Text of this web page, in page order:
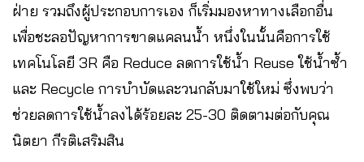
ฝ่าย รวมถึงผู้ประกอบการเอง ก็เริ่มมองหาทางเลือกอื่น
เพื่อชะลอปัญหาการขาดแคลนน้ำ หนึ่งในนั้นคือการใช้
เทคโนโลยี 3R คือ Reduce ลดการใช้น้ำ Reuse ใช้น้ำซ้ำ
และ Recycle การบำบัดและวนกลับมาใช้ใหม่ ซึ่งพบว่า
ช่วยลดการใช้น้ำลงได้ร้อยละ 25-30 ติดตามต่อกับคุณ
นิตยา กีรติเสริมสิน